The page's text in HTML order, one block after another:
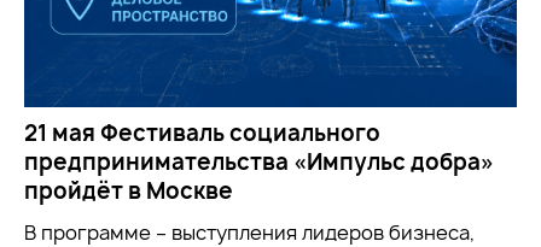
21 мая Фестиваль социального
предпринимательства «Импульс добра»
пройдёт в Москве
В программе – выступления лидеров бизнеса,